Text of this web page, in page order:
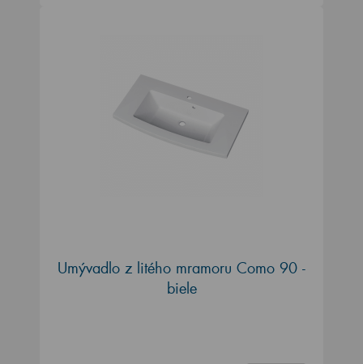
Umývadlo z litého mramoru Como 90 -
biele